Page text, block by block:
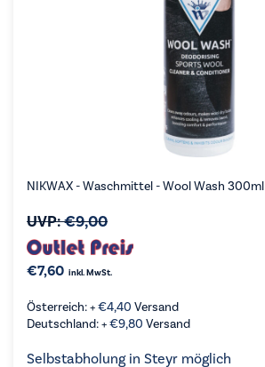
NIKWAX - Waschmittel - Wool Wash 300ml
UVP:€9,00
€7,60 inkl. MwSt.
Österreich: +€4,40 Versand
Deutschland: +€9,80 Versand
Selbstabholung in Steyr möglich